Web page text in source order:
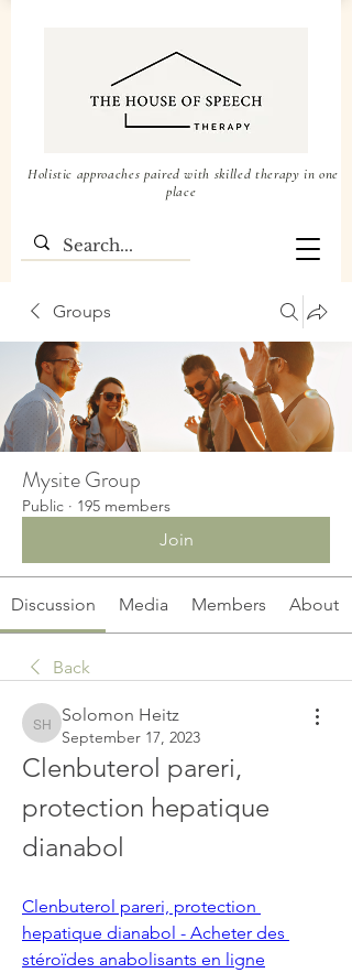
Holistic approaches paired with skilled therapy in one
place
Groups
Mysite Group
Public · 195 members
Join
Discussion Media Members About
Back
Solomon Heitz
Solomon Heitz
September 17, 2023
Clenbuterol pareri,
protection hepatique
dianabol
Clenbuterol pareri, protection
hepatique dianabol - Acheter des
stéroïdes anabolisants en ligne